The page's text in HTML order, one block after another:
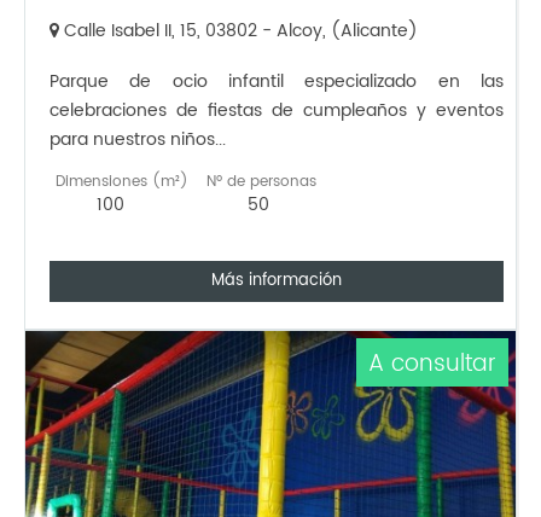
Calle Isabel II, 15, 03802 - Alcoy, (Alicante)
Parque de ocio infantil especializado en las
celebraciones de fiestas de cumpleaños y eventos
para nuestros niños...
Dimensiones (m²)
100
Nº de personas
50
Más información
A consultar